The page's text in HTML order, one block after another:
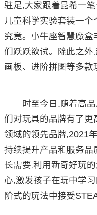
驻足,大家跟着昆希一
儿童科学实验套装一个
究竟。小牛座智慧魔盒
们跃跃欲试。除此之外
画板、进阶拼图等多款
时至今日,随着高品
们对玩具的品牌有了更
领域的领先品牌,2021
持续提升产品和服务品
长需要,利用新奇好玩
心,激发孩子在玩中学
阶式的玩法中接受